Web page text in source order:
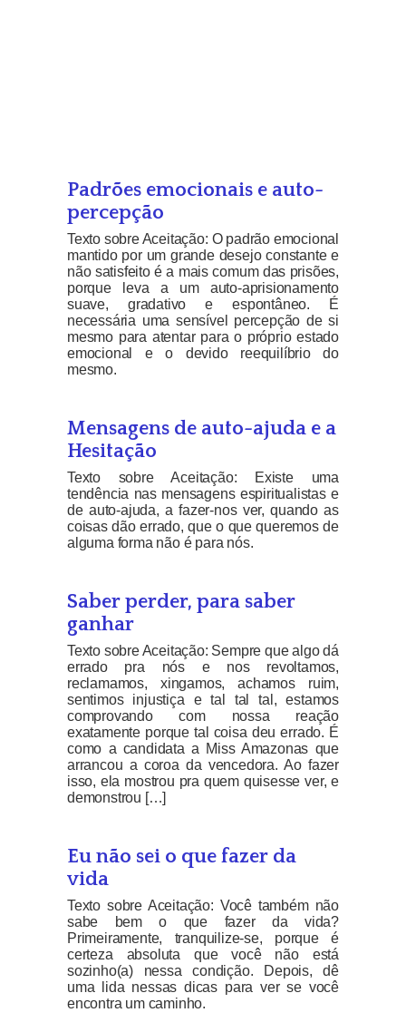
Padrões emocionais e auto-
percepção
Texto sobre Aceitação: O padrão emocional
mantido por um grande desejo constante e
não satisfeito é a mais comum das prisões,
porque leva a um auto-aprisionamento
suave, gradativo e espontâneo. É
necessária uma sensível percepção de si
mesmo para atentar para o próprio estado
emocional e o devido reequilíbrio do
mesmo.
Mensagens de auto-ajuda e a
Hesitação
Texto sobre Aceitação: Existe uma
tendência nas mensagens espiritualistas e
de auto-ajuda, a fazer-nos ver, quando as
coisas dão errado, que o que queremos de
alguma forma não é para nós.
Saber perder, para saber
ganhar
Texto sobre Aceitação: Sempre que algo dá
errado pra nós e nos revoltamos,
reclamamos, xingamos, achamos ruim,
sentimos injustiça e tal tal tal, estamos
comprovando com nossa reação
exatamente porque tal coisa deu errado. É
como a candidata a Miss Amazonas que
arrancou a coroa da vencedora. Ao fazer
isso, ela mostrou pra quem quisesse ver, e
demonstrou […]
Eu não sei o que fazer da
vida
Texto sobre Aceitação: Você também não
sabe bem o que fazer da vida?
Primeiramente, tranquilize-se, porque é
certeza absoluta que você não está
sozinho(a) nessa condição. Depois, dê
uma lida nessas dicas para ver se você
encontra um caminho.